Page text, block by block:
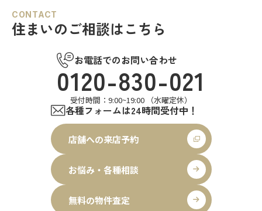
CONTACT
住まいのご相談はこちら
お電話でのお問い合わせ
0120-830-021
受付時間：9:00~19:00 （水曜定休）
各種フォームは24時間受付中！
店舗への来店予約
お悩み・各種相談
無料の物件査定